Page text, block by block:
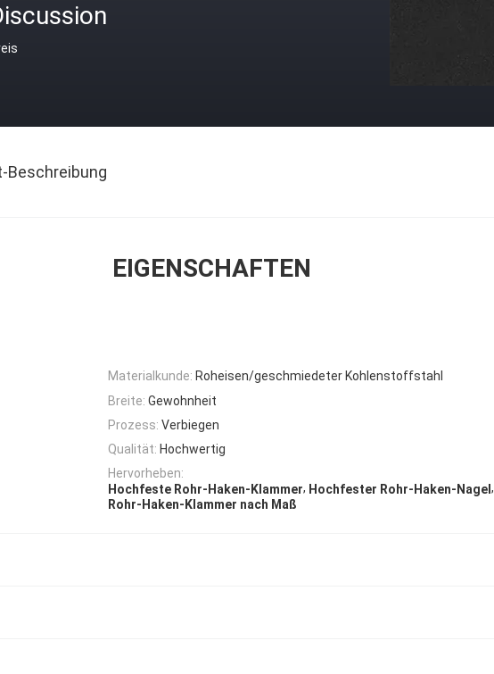
Beschreibung
EIGENSCHAFTEN
Materialkunde: Roheisen/geschmiedeter Kohlenstoffstahl
Breite: Gewohnheit
Prozess: Verbiegen
Qualität: Hochwertig
Hervorheben:
Hochfeste Rohr-Haken-Klammer, Hochfester Rohr-Haken-Nagel ,
Rohr-Haken-Klammer nach Maß